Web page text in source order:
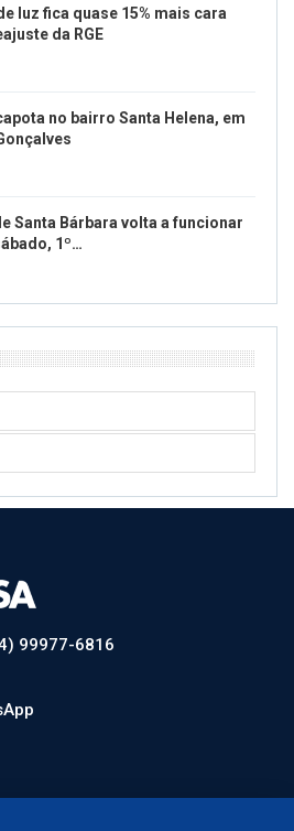
luz fica quase 15% mais cara
da RGE
no bairro Santa Helena, em
Santa Bárbara volta a funcionar
1º…
99977-6816